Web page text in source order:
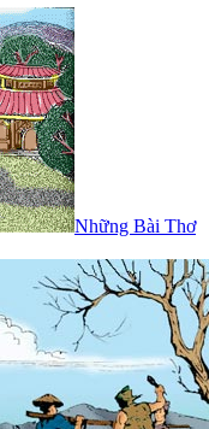
Những Bài Thơ